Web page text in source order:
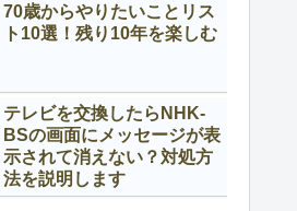
70歳からやりたいことリス
ト10選！残り10年を楽しむ
テレビを交換したらNHK-
BSの画面にメッセージが表
示されて消えない？対処方
法を説明します